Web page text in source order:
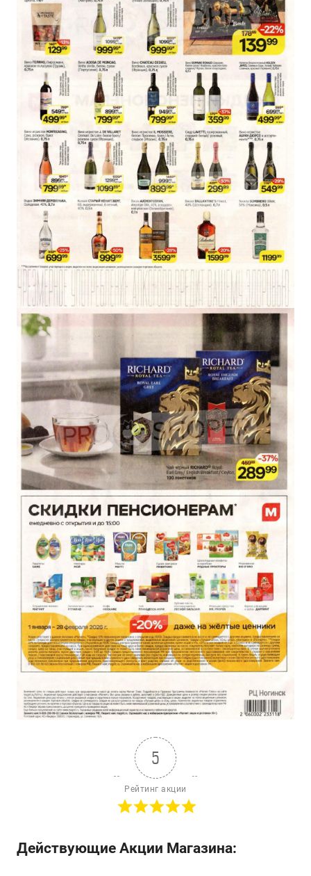
5
Рейтинг акции
Действующие Акции Магазина: